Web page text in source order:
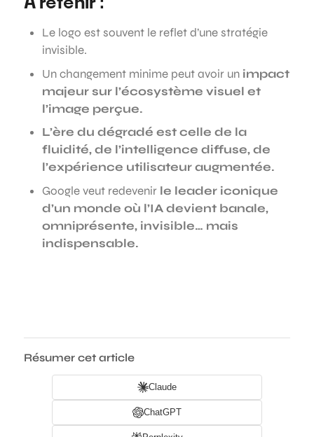
Le logo est souvent le reflet d’une stratégie
invisible.
Un changement minime peut avoir un impact
majeur sur l’écosystème visuel et
l’image perçue.
L’ère du dégradé est celle de la
fluidité, de l’intelligence diffuse, de
l’expérience utilisateur augmentée.
Google veut redevenir le leader iconique
d’un monde où l’IA devient banale,
omniprésente, invisible… mais
indispensable.
Résumer cet article
Claude
ChatGPT